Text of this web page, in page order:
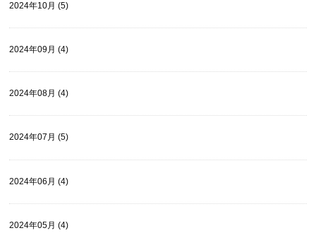
2024年10月 (5)
2024年09月 (4)
2024年08月 (4)
2024年07月 (5)
2024年06月 (4)
2024年05月 (4)